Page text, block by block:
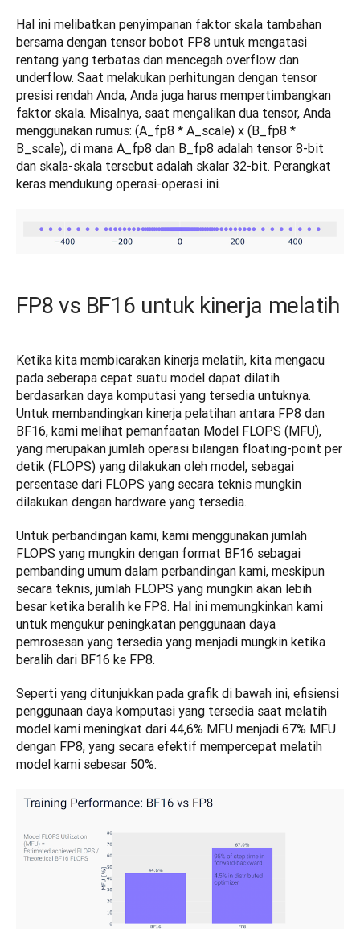
Hal ini melibatkan penyimpanan faktor skala tambahan
bersama dengan tensor bobot FP8 untuk mengatasi
rentang yang terbatas dan mencegah overflow dan
underflow. Saat melakukan perhitungan dengan tensor
presisi rendah Anda, Anda juga harus mempertimbangkan
faktor skala. Misalnya, saat mengalikan dua tensor, Anda
menggunakan rumus: (A_fp8 * A_scale) x (B_fp8 *
B_scale), di mana A_fp8 dan B_fp8 adalah tensor 8-bit
dan skala-skala tersebut adalah skalar 32-bit. Perangkat
keras mendukung operasi-operasi ini.
FP8 vs BF16 untuk kinerja melatih
Ketika kita membicarakan kinerja melatih, kita mengacu
pada seberapa cepat suatu model dapat dilatih
berdasarkan daya komputasi yang tersedia untuknya.
Untuk membandingkan kinerja pelatihan antara FP8 dan
BF16, kami melihat pemanfaatan Model FLOPS (MFU),
yang merupakan jumlah operasi bilangan floating-point per
detik (FLOPS) yang dilakukan oleh model, sebagai
persentase dari FLOPS yang secara teknis mungkin
dilakukan dengan hardware yang tersedia.
Untuk perbandingan kami, kami menggunakan jumlah
FLOPS yang mungkin dengan format BF16 sebagai
pembanding umum dalam perbandingan kami, meskipun
secara teknis, jumlah FLOPS yang mungkin akan lebih
besar ketika beralih ke FP8. Hal ini memungkinkan kami
untuk mengukur peningkatan penggunaan daya
pemrosesan yang tersedia yang menjadi mungkin ketika
beralih dari BF16 ke FP8.
Seperti yang ditunjukkan pada grafik di bawah ini, efisiensi
penggunaan daya komputasi yang tersedia saat melatih
model kami meningkat dari 44,6% MFU menjadi 67% MFU
dengan FP8, yang secara efektif mempercepat melatih
model kami sebesar 50%.